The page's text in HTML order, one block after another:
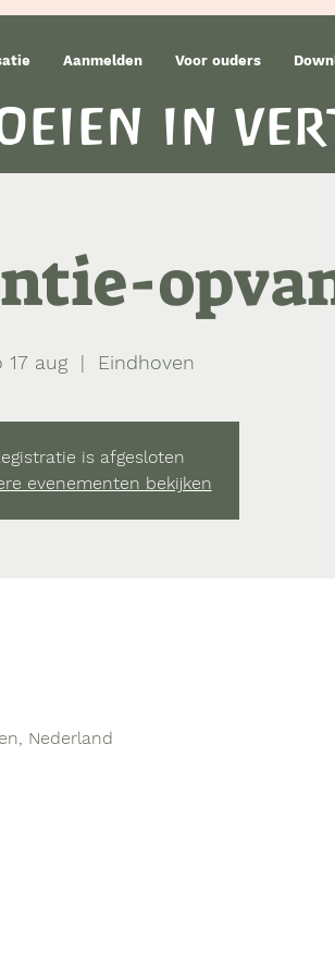
Aanmelden Voor ouders
in
17 aug
  |
Eindhoven
is afgesloten
evenementen bekijken
Nederland